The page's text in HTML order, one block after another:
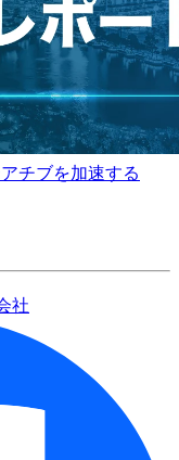
チブを加速する
社